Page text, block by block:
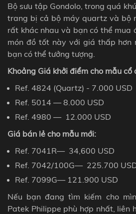
Bộ sưu tập Gondolo, trong quá
trang bị cả bộ máy quartz và bộ
rất khác nhau và bạn có thể mua
món đồ tốt này với giá thấp hơn
bạn có thể tưởng tượng.
Khoảng Giá khởi điểm cho mẫu cổ
Ref. 4824 (Quartz) - 7.000 USD
Ref. 5014 — 8.000 USD
Ref. 4980 — 12.000 USD
Giá bán lẻ cho mẫu mới:
Ref. 7041R— 34,600 USD
Ref. 7042/100G— 225 700
Ref. 7099G— 121 900 USD
Nếu bạn đang tìm kiếm cho
Patek Philippe phù hợp nhất, liên